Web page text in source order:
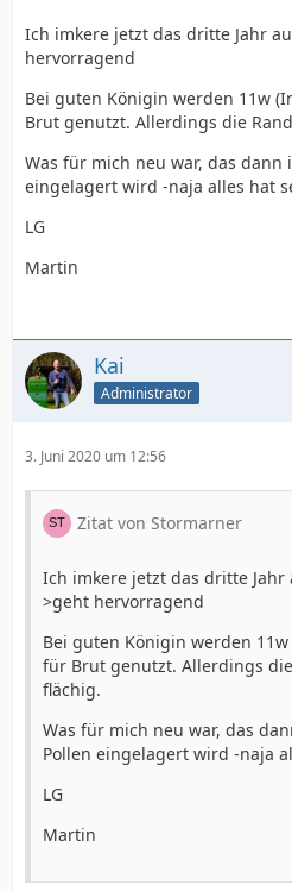
Ich imkere jetzt das dritte Jahr
hervorragend
Bei guten Königin werden 11w
Brut genutzt. Allerdings die
Was für mich neu war, das dann
eingelagert wird -naja alles hat
LG
Martin
Kai
Administrator
3. Juni 2020 um 12:56
Zitat von Stormarner
Ich imkere jetzt das dritte Jahr
>geht hervorragend
Bei guten Königin werden
für Brut genutzt. Allerdings
flächig.
Was für mich neu war, das
Pollen eingelagert wird -naja
LG
Martin